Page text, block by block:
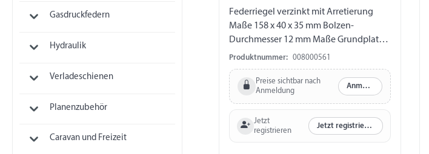
Gasdruckfedern
Hydraulik
Verladeschienen
Planenzubehör
Caravan und Freizeit
Federriegel verzinkt mit Arretierung
Maße 158 x 40 x 35 mm Bolzen-
Durchmesser 12 mm Maße Grundplatte
75 x 40 mm Lochbild 40 / 27 mm Hub 15
mm
Produktnummer: 008000561
Preise sichtbar nach
Anmeldung
Anmelden
Jetzt
registrieren
Jetzt registrieren